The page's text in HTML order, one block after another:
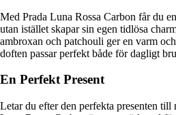
Med Prada Luna Rossa Carbon får du
utan istället skapar sin egen tidlösa
ambroxan och patchouli ger en varm
doften passar perfekt både för dagligt
En Perfekt Present
Letar du efter den perfekta presenten